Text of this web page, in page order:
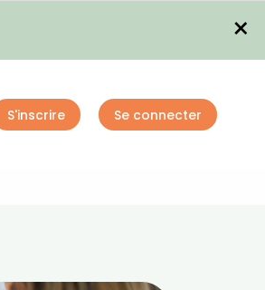
×
S'inscrire Se connecter